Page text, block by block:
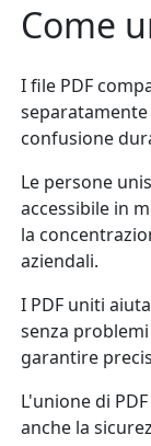
Come
I file PDF
confusione
Le persone
accessibile in
la
aziendali.
I PDF uniti
senza
garantire
L'unione di
anche la